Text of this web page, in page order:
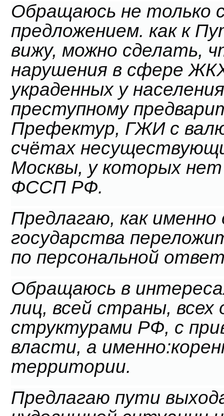
Обращаюсь не только
предложением. как к
вижу, можно сделать,
нарушения в сфере
украденных у
преступному
Префектур, ГЖИ с
счётах
Москвы, у которых
ФССП РФ.
Предлагаю, как
государства
по персональной
Обращаюсь в
лиц, всей страны, всех
структурами РФ, с
власти, а
территории.
Предлагаю пути